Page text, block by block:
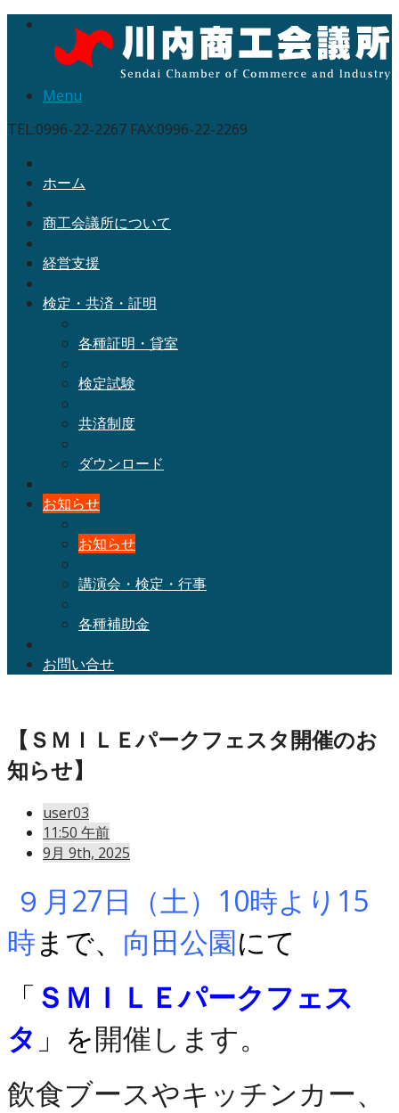
Menu
TEL:0996-22-2267 FAX:0996-22-2269
ホーム
商工会議所について
経営支援
検定・共済・証明
各種証明・貸室
検定試験
共済制度
ダウンロード
お知らせ
お知らせ
講演会・検定・行事
各種補助金
お問い合せ
【ＳＭＩＬＥパークフェスタ開催のお
知らせ】
user03
11:50 午前
9月 9th, 2025
９月27日（土）10時より15
時まで、 向田公園にて
「 ＳＭＩＬＥパークフェス
タ 」を開催します。
飲食ブースやキッチンカー、